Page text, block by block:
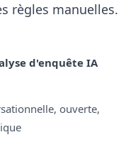
règles manuelles.
d'enquête IA
ouverte,